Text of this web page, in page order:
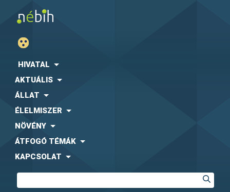
HIVATAL
AKTUÁLIS
ÁLLAT
ÉLELMISZER
NÖVÉNY
ÁTFOGÓ TÉMÁK
KAPCSOLAT